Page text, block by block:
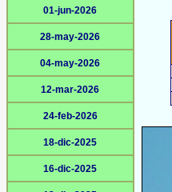
01-jun-2026
28-may-2026
04-may-2026
12-mar-2026
24-feb-2026
18-dic-2025
16-dic-2025